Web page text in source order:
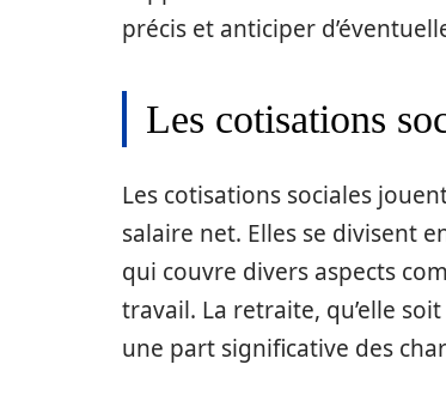
précis et anticiper
Les cotisations
Les cotisations sociales
salaire net. Elles se divisent
qui couvre divers aspects
travail. La retraite, qu’elle
une part significative des